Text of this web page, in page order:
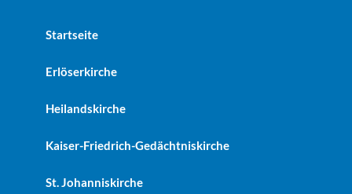
Startseite
Erlöserkirche
Heilandskirche
Kaiser-Friedrich-Gedächtniskirche
St. Johanniskirche